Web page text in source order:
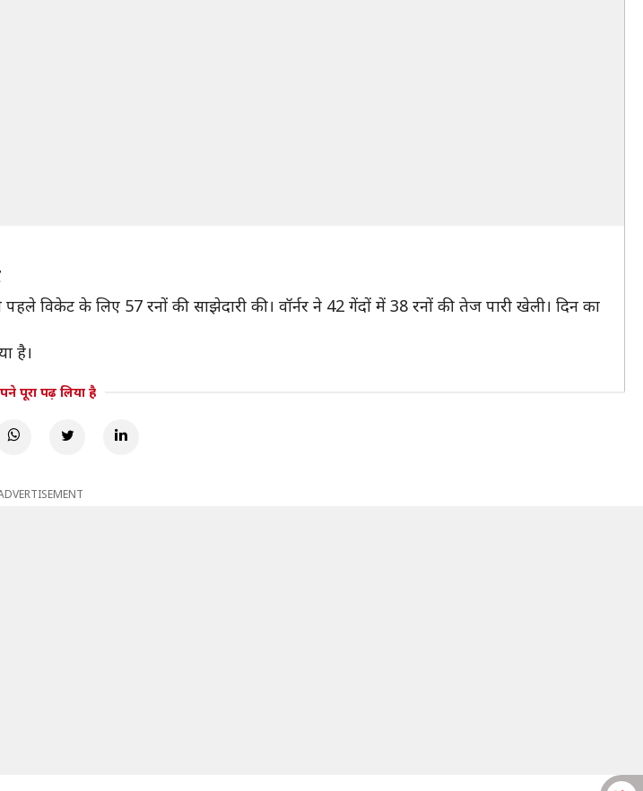
पहले विकेट के लिए 57 रनों की साझेदारी की। वॉर्नर ने 42 गेंदों में 38 रनों की तेज पारी खेली। दिन का
है।
पूरा पढ़ लिया है